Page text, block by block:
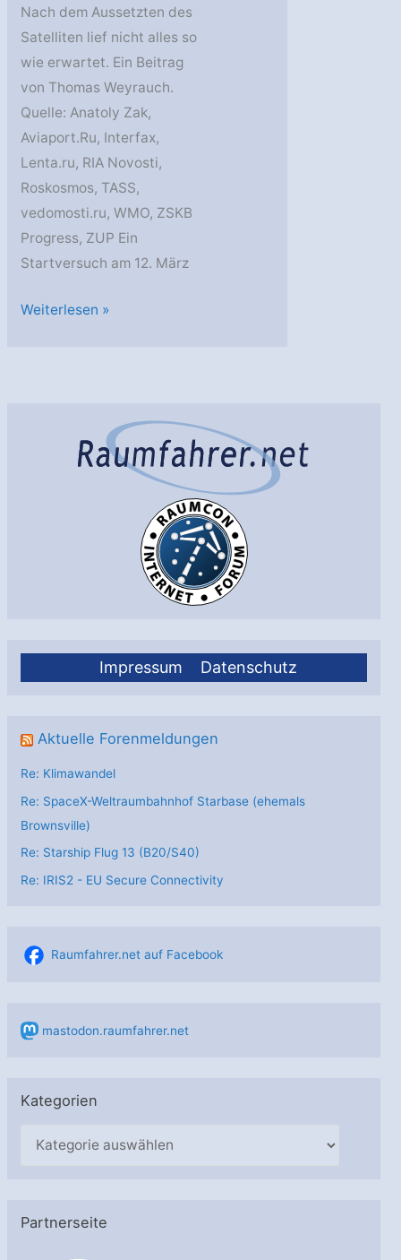
Impressum Datenschutz
Aktuelle Forenmeldungen
Re: Klimawandel
Re: SpaceX-Weltraumbahnhof Starbase (ehemals
Brownsville)
Re: Starship Flug 13 (B20/S40)
Re: IRIS2 - EU Secure Connectivity
Raumfahrer.net auf Facebook
mastodon.raumfahrer.net
Kategorien
g
Partnerseite
Nach dem Aussetzten des
Satelliten lief nicht alles so
wie erwartet. Ein Beitrag
von Thomas Weyrauch.
Quelle: Anatoly Zak,
Aviaport.Ru, Interfax,
Lenta.ru, RIA Novosti,
Roskosmos, TASS,
vedomosti.ru, WMO, ZSKB
Progress, ZUP Ein
Startversuch am 12. März
Resurs-
Inbetriebnahme
Weiterlesen »